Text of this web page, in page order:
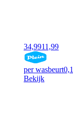
34,9911,99
per wasbeurt
Bekijk